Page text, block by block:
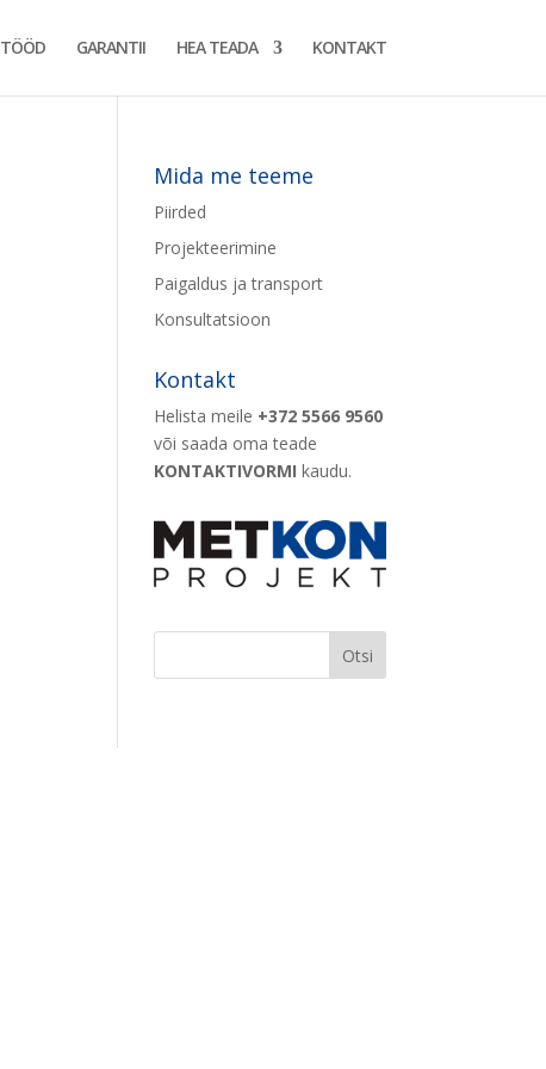
GARANTII HEA TEADA KONTAKT
Mida me teeme
Piirded
Projekteerimine
Paigaldus ja transport
Konsultatsioon
Kontakt
Helista meile +372 5566 9560
või saada oma teade
KONTAKTIVORMI kaudu.